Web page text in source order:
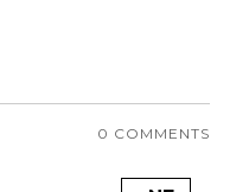
0 COMMENTS